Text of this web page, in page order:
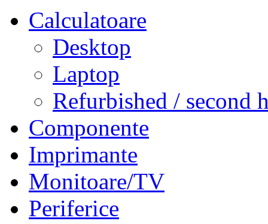
Calculatoare
Desktop
Laptop
Refurbished / second
Componente
Imprimante
Monitoare/TV
Periferice